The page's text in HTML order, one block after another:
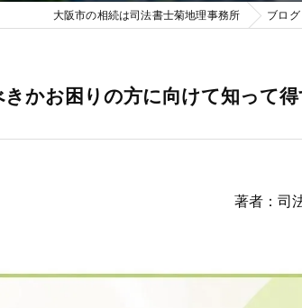
登記費用見積もり診断
大阪市の相続は司法書士菊地理事務所 ブログ
かお困りの方に向けて知って
著者：司